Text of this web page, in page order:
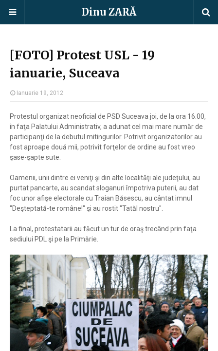
Dinu ZARĂ
[FOTO] Protest USL - 19
ianuarie, Suceava
Ianuarie 19, 2012
Protestul organizat neoficial de PSD Suceava joi, de la ora 16.00,
în faţa Palatului Administrativ, a adunat cel mai mare număr de
participanţi de la debutul mitingurilor. Potrivit organizatorilor au
fost aproape două mii, potrivit forţelor de ordine au fost vreo
şase-şapte sute.
Oamenii, unii dintre ei veniţi şi din alte localităţi ale judeţului, au
purtat pancarte, au scandat sloganuri împotriva puterii, au dat
foc unor afişe electorale cu Traian Băsescu, au cântat imnul
"Deşteptată-te române!" şi au rostit "Tatăl nostru".
La final, protestatarii au făcut un tur de oraş trecând prin faţa
sediului PDL şi pe la Primărie.